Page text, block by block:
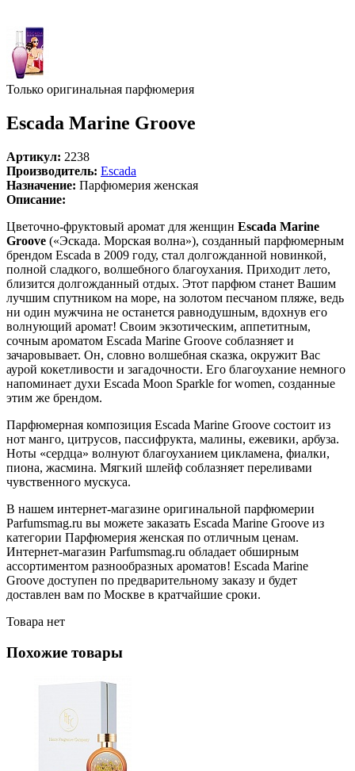
Только оригинальная парфюмерия
Escada Marine Groove
Артикул: 2238
Производитель: Escada
Назначение: Парфюмерия женская
Описание:
Цветочно-фруктовый аромат для женщин Escada Marine
Groove («Эскада. Морская волна»), созданный парфюмерным
брендом Escada в 2009 году, стал долгожданной новинкой,
полной сладкого, волшебного благоухания. Приходит лето,
близится долгожданный отдых. Этот парфюм станет Вашим
лучшим спутником на море, на золотом песчаном пляже, ведь
ни один мужчина не останется равнодушным, вдохнув его
волнующий аромат! Своим экзотическим, аппетитным,
сочным ароматом Escada Marine Groove соблазняет и
зачаровывает. Он, словно волшебная сказка, окружит Вас
аурой кокетливости и загадочности. Его благоухание немного
напоминает духи Escada Moon Sparkle for women, созданные
этим же брендом.
Парфюмерная композиция Escada Marine Groove состоит из
нот манго, цитрусов, пассифрукта, малины, ежевики, арбуза.
Ноты «сердца» волнуют благоуханием цикламена, фиалки,
пиона, жасмина. Мягкий шлейф соблазняет переливами
чувственного мускуса.
В нашем интернет-магазине оригинальной парфюмерии
Parfumsmag.ru вы можете заказать Escada Marine Groove из
категории Парфюмерия женская по отличным ценам.
Интернет-магазин Parfumsmag.ru обладает обширным
ассортиментом разнообразных ароматов! Escada Marine
Groove доступен по предварительному заказу и будет
доставлен вам по Москве в кратчайшие сроки.
Товара нет
Похожие товары